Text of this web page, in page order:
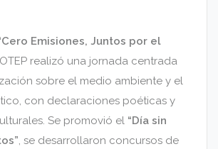
Emisiones, Juntos por el
realizó una jornada centrada
sobre el medio ambiente y el
con declaraciones poéticas y
Se promovió el “Día sin
, se desarrollaron concursos de